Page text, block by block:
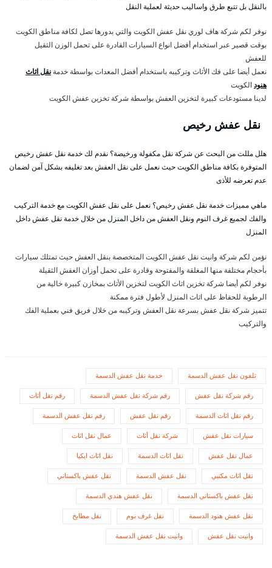
بالنقل بل تتبع طرق واساليب حديثة لعملية النقل
نوفر لكم شركة هاف لوري نقل عفش الكويت والتي بدورها تصل لكافة مناطق الكويت
بوقت قصير عبر استخدام أفضل انواع السيارات القادرة على تحمل الوزن الثقيل
للعفش
نعمل أيضا على فك الأثاث وتركيبه باستخدام أفضل المعدات بواسطة خدمة نقل اثاث
هنودالكويت
لدينا مستودعات كبيرة لتخزين العفش بواسطة شركة تخزين عفش الكويت
نقل عفش رخيص
هلل مللت من البحث عن شركة نقل مكفولة ورخيصة؟ نقدم لك خدمة نقل عفش رخيص
المتوفرة بكافة مناطق الكويت حيث نعمل على نقل العفش بعد تغليفه بشكل آمن لضمان
عدم تعرضه للأذى
ماهي مميزات خدمة نقل عفش رخيص؟ نعمل على نقل عفش الكويت مع خدمة التركيب
والفك لجميع غرف النوم ونقل العفش من داخل المنزل من خلال خدمة نقل عفش داخل
المنزل
نؤمن لكم شركة وانيت نقل عفش الكويت المتخصصة بنقل العفش حيث تمتلك سيارات
بأحجام مختلفة منها المغلقة والمفتوحة وقادرة على تحمل أوزان العفش الثقيلة
نوفر لكم أيضا شركة تخزين اثاث الكويت لتخزين الأثاث بمخازن كبيرة خالية من
الرطوبة للحفاظ على اثاث المنزل لأطول فترة ممكنة
تتميز شركة نقل عفش بسرعة نقل العفش وتركيبه من خلال فريق فني بعملية الفك
والتركيب
تلفون نقل عفش الدسمة خدمة نقل عفش الدسمة
رقم شركة نقل عفش رقم شركة نقل عفش الدسمة رقم نقل أثاث
رقم نقل اثاث الدسمة رقم نقل عفش رقم نقل عفش الدسمة
سيارات نقل عفش شركة نقل أثاث عمال نقل اثاث
عمال نقل عفش نقل اثاث الدسمة نقل اثاث ايكيا
نقل اثاث مكتبي نقل عفش الدسمة نقل عفش باكستاني
نقل عفش باكستاني الدسمة نقل عفش هندي الدسمة
نقل عفش هنود الدسمة نقل غرف نوم نقل مطابخ
وانيت نقل عفش وانيت نقل عفش الدسمة